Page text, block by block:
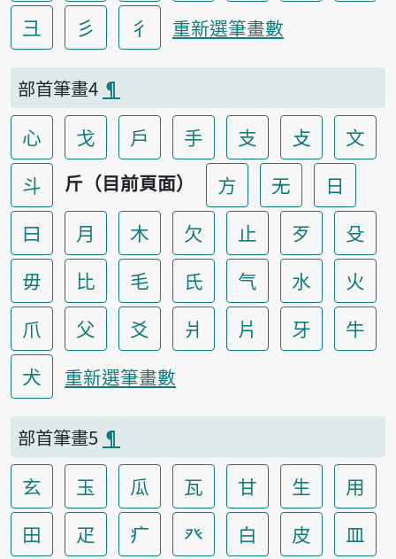
彐
彡 彳 重新選筆畫數
部首筆畫4 ¶
心 戈 戶 手 支 攴
文
斗
斤（目前頁面） 方 无
日
曰
月 木 欠 止 歹
殳
毋
比 毛 氏 气 水
火
爪
父 爻 爿 片 牙
牛
犬
重新選筆畫數
部首筆畫5 ¶
玄 玉 瓜 瓦 甘 生
用
田
疋 疒 癶 白 皮
皿